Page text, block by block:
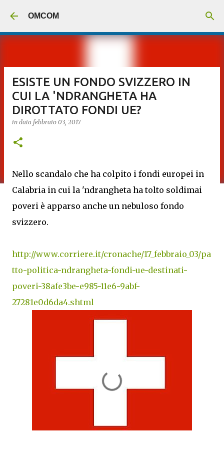
OMCOM
ESISTE UN FONDO SVIZZERO IN
CUI LA 'NDRANGHETA HA
DIROTTATO FONDI UE?
in data febbraio 03, 2017
Nello scandalo che ha colpito i fondi europei in
Calabria in cui la 'ndrangheta ha tolto soldimai
poveri è apparso anche un nebuloso fondo
svizzero.
http://www.corriere.it/cronache/17_febbraio_03/pa
tto-politica-ndrangheta-fondi-ue-destinati-
poveri-38afe3be-e985-11e6-9abf-
27281e0d6da4.shtml